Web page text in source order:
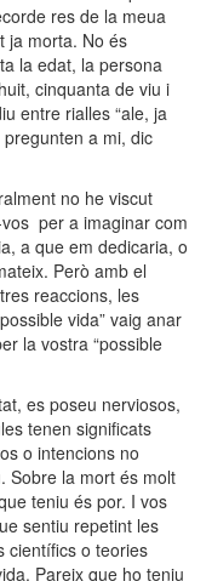
res de la meua
ja morta. No és
la edat, la persona
cinquanta de viu i
entre rialles “ale, ja
a mi, dic
no he viscut
per a imaginar com
a que em dedicaria, o
Però amb el
reaccions, les
vida” vaig anar
la vostra “possible
es poseu nerviosos,
tenen significats
o intencions no
Sobre la mort és molt
teniu és por. I vos
sentiu repetint les
científics o teories
Pareix que ho teniu